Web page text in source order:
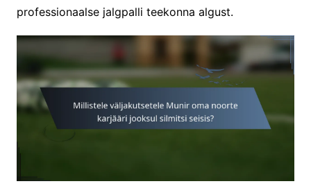
professionaalse jalgpalli teekonna algust.